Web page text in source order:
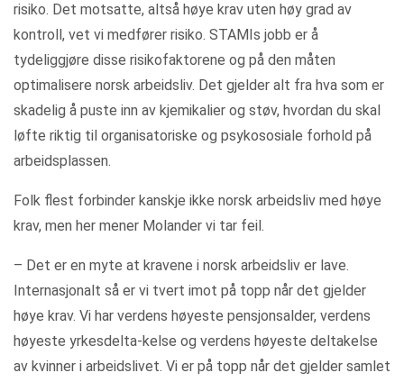
risiko. Det motsatte, altså høye krav uten høy grad av
kontroll, vet vi medfører risiko. STAMIs jobb er å
tydeliggjøre disse risikofaktorene og på den måten
optimalisere norsk arbeidsliv. Det gjelder alt fra hva som er
skadelig å puste inn av kjemikalier og støv, hvordan du skal
løfte riktig til organisatoriske og psykososiale forhold på
arbeidsplassen.
Folk flest forbinder kanskje ikke norsk arbeidsliv med høye
krav, men her mener Molander vi tar feil.
– Det er en myte at kravene i norsk arbeidsliv er lave.
Internasjonalt så er vi tvert imot på topp når det gjelder
høye krav. Vi har verdens høyeste pensjonsalder, verdens
høyeste yrkesdelta-kelse og verdens høyeste deltakelse
av kvinner i arbeidslivet. Vi er på topp når det gjelder samlet